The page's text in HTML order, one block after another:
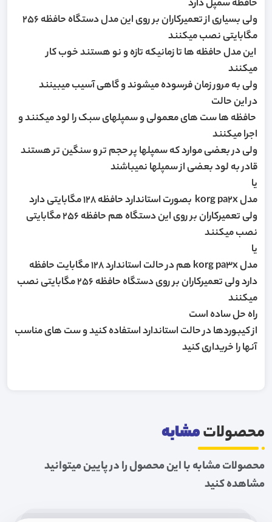
حافظه سمپل دارد
ولی بسیاری از تعمیرکاران بر روی این مدل دستگاه حافظه 256
مگابایتی نصب میکنند
این مدل حافظه ها تا زمانیکه تازه و نو هستند خوب کار
میکنند
ولی به مرور زمان فرسوده میشوند و گاهی آسیب میبینند
در این حالت
حافظه ها ست های معمولی و سمپلهای سبک را لود میکنند و
اجرا میکنند
ولی در بعضی موارد که سمپلها پر حجم تر و سنگین تر هستند
قادر به لود بعضی از سمپلها نمیباشند
یا
مدل korg pa2x بصورت استاندارد حافظه 128 مگابایتی دارد
ولی تعمیرکاران بر روی این دستگاه هم حافظه 256 مگابایتی
نصب میکنند
یا
مدل korg pa3x هم در حالت استاندارد 128 مگابایت حافظه
دارد ولی تعمیرکاران بر روی دستگاه حافظه 256 مگابایتی نصب
میکنند
راه حل ساده است
از کیبوردها در حالت استاندارد استفاده کنید و ست های مناسب
آنها را خریداری کنید
محصولاتمشابه
محصولات مشابه با این محصول را در پایین میتوانید
مشاهده کنید